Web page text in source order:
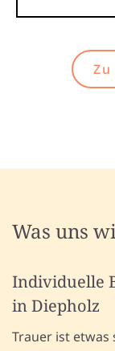
Was uns
Individuelle
in Diepholz
Trauer ist etwas